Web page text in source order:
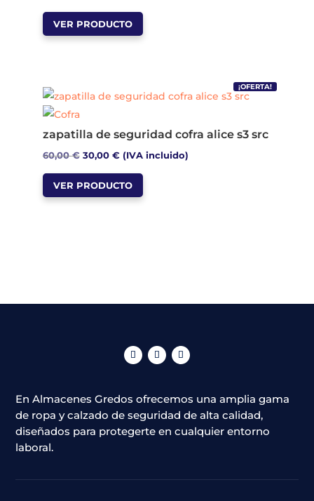
la
página
precio
original
precio
actual
VER PRODUCTO
Este
Las
se
pueden
elegir
en
¡OFERTA!
zapatilla de seguridad cofra alice s3 src
60,00€ El
precio
original
30,00 €El
precio
actual
(IVA incluido)
VER PRODUCTO
Este
en
página
producto
En Almacenes Gredos ofrecemos una amplia gama
de ropa y calzado de seguridad de alta calidad,
diseñados para protegerte en cualquier entorno
laboral.